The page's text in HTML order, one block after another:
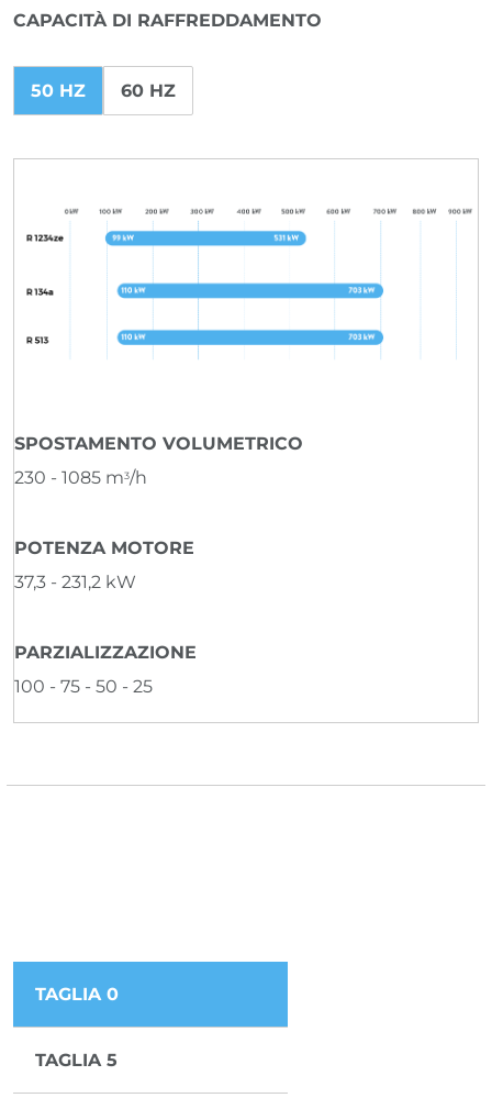
CAPACITÀ DI RAFFREDDAMENTO
50 HZ 60 HZ
SPOSTAMENTO VOLUMETRICO
230 - 1085 m3/h
POTENZA MOTORE
37,3 - 231,2 kW
PARZIALIZZAZIONE
100 - 75 - 50 - 25
TAGLIA 0
TAGLIA 5